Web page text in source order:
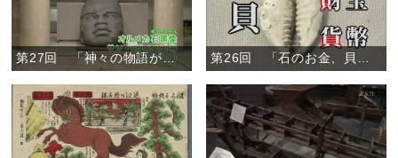
第27回 「神々の物語が息づくメキシコ」